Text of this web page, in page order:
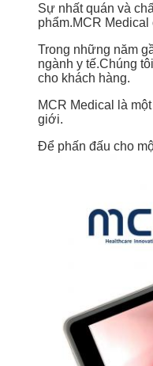
Sự nhất quán và
phẩm.MCR
Trong những năm
ngành y tế.Chúng
cho khách hàng.
MCR Medical là
giới.
Để phấn đấu cho